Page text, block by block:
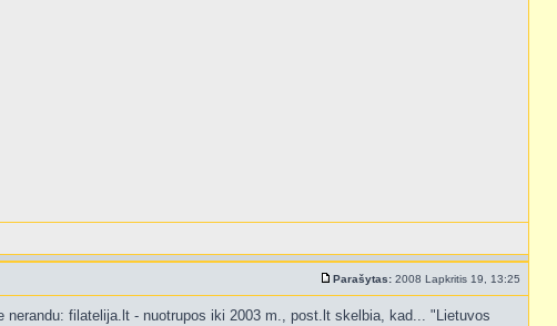
Parašytas: 2008 Lapkritis 19, 13:25
filatelija.lt - nuotrupos iki 2003 m., post.lt skelbia, kad... "Lietuvos